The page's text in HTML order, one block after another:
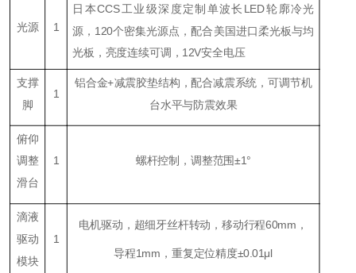
光源 1
日本CCS工业级深度定制单波长LED轮廓冷光
源，120个密集光源点，配合美国进口柔光板与均
光板，亮度连续可调， 12V安全电压
支撑
脚
1
铝合金+减震胶垫结构，配合减震系统，可调节机
台水平与防震效果
俯仰
调整
滑台
1 螺杆控制，调整范围±1°
滴液
驱动
模块
1
电机驱动，超细牙丝杆转动，移动行程60mm，
导程1mm，重复定位精度±0.01μl